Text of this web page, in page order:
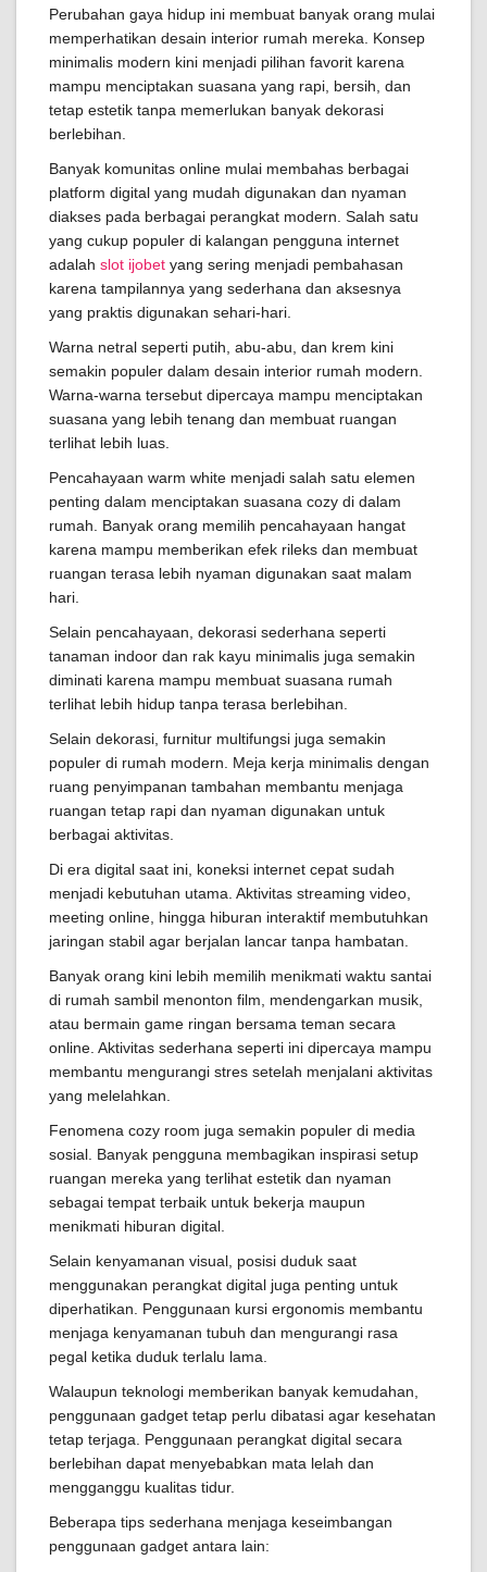
Perubahan gaya hidup ini membuat banyak orang mulai
memperhatikan desain interior rumah mereka. Konsep
minimalis modern kini menjadi pilihan favorit karena
mampu menciptakan suasana yang rapi, bersih, dan
tetap estetik tanpa memerlukan banyak dekorasi
berlebihan.
Banyak komunitas online mulai membahas berbagai
platform digital yang mudah digunakan dan nyaman
diakses pada berbagai perangkat modern. Salah satu
yang cukup populer di kalangan pengguna internet
adalah slot ijobet yang sering menjadi pembahasan
karena tampilannya yang sederhana dan aksesnya
yang praktis digunakan sehari-hari.
Warna netral seperti putih, abu-abu, dan krem kini
semakin populer dalam desain interior rumah modern.
Warna-warna tersebut dipercaya mampu menciptakan
suasana yang lebih tenang dan membuat ruangan
terlihat lebih luas.
Pencahayaan warm white menjadi salah satu elemen
penting dalam menciptakan suasana cozy di dalam
rumah. Banyak orang memilih pencahayaan hangat
karena mampu memberikan efek rileks dan membuat
ruangan terasa lebih nyaman digunakan saat malam
hari.
Selain pencahayaan, dekorasi sederhana seperti
tanaman indoor dan rak kayu minimalis juga semakin
diminati karena mampu membuat suasana rumah
terlihat lebih hidup tanpa terasa berlebihan.
Selain dekorasi, furnitur multifungsi juga semakin
populer di rumah modern. Meja kerja minimalis dengan
ruang penyimpanan tambahan membantu menjaga
ruangan tetap rapi dan nyaman digunakan untuk
berbagai aktivitas.
Di era digital saat ini, koneksi internet cepat sudah
menjadi kebutuhan utama. Aktivitas streaming video,
meeting online, hingga hiburan interaktif membutuhkan
jaringan stabil agar berjalan lancar tanpa hambatan.
Banyak orang kini lebih memilih menikmati waktu santai
di rumah sambil menonton film, mendengarkan musik,
atau bermain game ringan bersama teman secara
online. Aktivitas sederhana seperti ini dipercaya mampu
membantu mengurangi stres setelah menjalani aktivitas
yang melelahkan.
Fenomena cozy room juga semakin populer di media
sosial. Banyak pengguna membagikan inspirasi setup
ruangan mereka yang terlihat estetik dan nyaman
sebagai tempat terbaik untuk bekerja maupun
menikmati hiburan digital.
Selain kenyamanan visual, posisi duduk saat
menggunakan perangkat digital juga penting untuk
diperhatikan. Penggunaan kursi ergonomis membantu
menjaga kenyamanan tubuh dan mengurangi rasa
pegal ketika duduk terlalu lama.
Walaupun teknologi memberikan banyak kemudahan,
penggunaan gadget tetap perlu dibatasi agar kesehatan
tetap terjaga. Penggunaan perangkat digital secara
berlebihan dapat menyebabkan mata lelah dan
mengganggu kualitas tidur.
Beberapa tips sederhana menjaga keseimbangan
penggunaan gadget antara lain: